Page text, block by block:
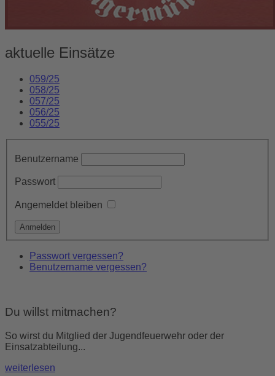
aktuelle Einsätze
059/25
058/25
057/25
056/25
055/25
Benutzername
Passwort
Angemeldet bleiben
Passwort vergessen?
Benutzername vergessen?
Du willst mitmachen?
So wirst du Mitglied der Jugendfeuerwehr oder der
Einsatzabteilung...
weiterlesen